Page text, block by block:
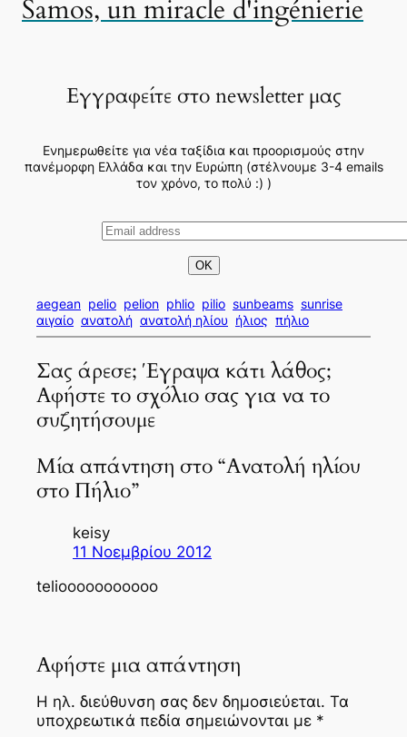
Samos, un miracle d'ingénierie
Εγγραφείτε στο newsletter μας
Ενημερωθείτε για νέα ταξίδια και προορισμούς στην
πανέμορφη Ελλάδα και την Ευρώπη (στέλνουμε 3-4 emails
τον χρόνο, το πολύ :) )
aegean pelio pelion phlio pilio sunbeams sunrise
αιγαίο ανατολή ανατολή ηλίου ήλιος πήλιο
Σας άρεσε; Έγραψα κάτι λάθος;
Αφήστε το σχόλιο σας για να το
συζητήσουμε
Μία απάντηση στο “Ανατολή ηλίου
στο Πήλιο”
keisy
11 Νοεμβρίου 2012
teliooooooooooo
Αφήστε μια απάντηση
Η ηλ. διεύθυνση σας δεν δημοσιεύεται. Τα
υποχρεωτικά πεδία σημειώνονται με *